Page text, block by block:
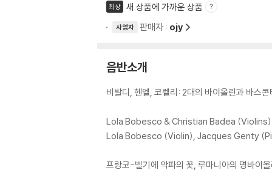
최상 새 상품에 가까운 상품
사업자 판매자 : ojy
음반소개
비발디, 헨델, 코렐리: 2대의 바이올린과 바스
Lola Bobesco & Christian Badea
Lola Bobesco (Violin), Jacques Genty
프랑코-벨기에 악파의 꽃, 루마니아의 명바이